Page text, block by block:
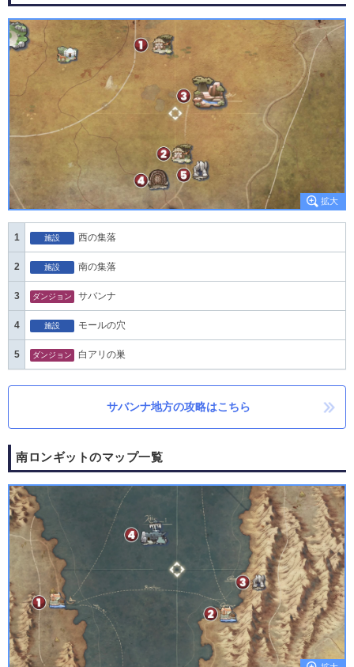
1 施設 西の集落
2 施設 南の集落
3 ダンジョン サバンナ
4 施設 モールの穴
5 ダンジョン 白アリの巣
サバンナ地方の攻略はこちら
南ロンギットのマップ一覧